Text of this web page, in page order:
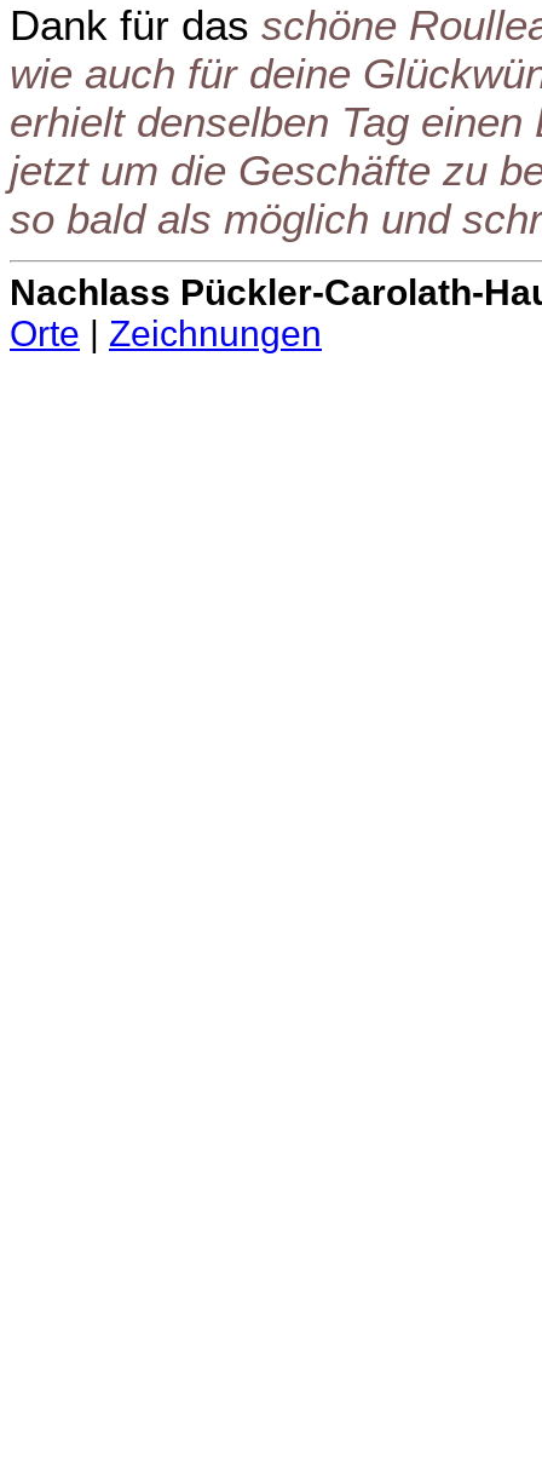
Dank für das schöne
wie auch für deine
erhielt denselben Tag
jetzt um die Geschäfte zu
so bald als möglich und
Nachlass Pückler-Carolath-
Orte | Zeichnungen